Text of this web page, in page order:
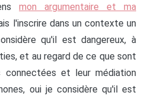
mon argumentaire et ma
l'inscrire dans un contexte un
qu'il est dangereux, à
et au regard de ce que sont
connectées et leur médiation
oui je considère qu'il est